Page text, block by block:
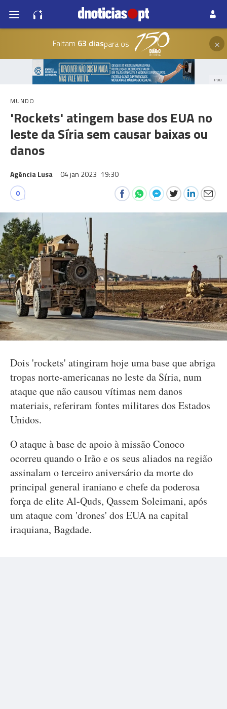
Faltam 63 diaspara os ×
PUB
MUNDO
'Rockets' atingem base dos EUA no
leste da Síria sem causar baixas ou
danos
Agência Lusa 04 jan 2023 19:30
0
Dois 'rockets' atingiram hoje uma base que abriga
tropas norte-americanas no leste da Síria, num
ataque que não causou vítimas nem danos
materiais, referiram fontes militares dos Estados
Unidos.
O ataque à base de apoio à missão Conoco
ocorreu quando o Irão e os seus aliados na região
assinalam o terceiro aniversário da morte do
principal general iraniano e chefe da poderosa
força de elite Al-Quds, Qassem Soleimani, após
um ataque com 'drones' dos EUA na capital
iraquiana, Bagdade.